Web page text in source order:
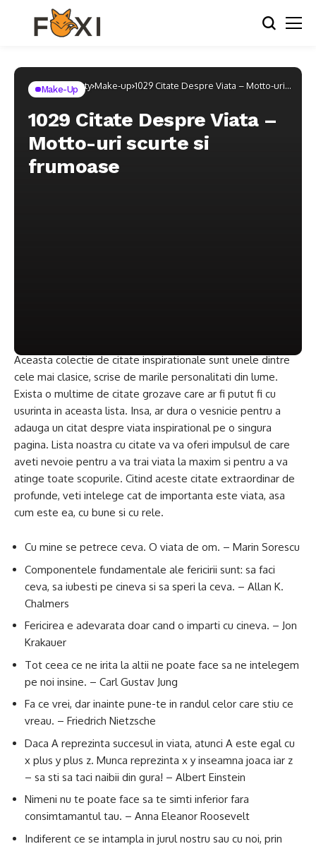
Home Beauty Make-up 1029 Citate Despre Viata – Motto-uri
Make-Up
1029 Citate Despre Viata –
Motto-uri scurte si
frumoase
Aceasta colectie de citate inspirationale sunt unele dintre
cele mai clasice, scrise de marile personalitati din lume.
Exista o multime de citate grozave care ar fi putut fi cu
usurinta in aceasta lista. Insa, ar dura o vesnicie pentru a
adauga un citat despre viata inspirational pe o singura
pagina. Lista noastra cu citate va va oferi impulsul de care
aveti nevoie pentru a va trai viata la maxim si pentru a va
atinge toate scopurile. Citind aceste citate extraordinar de
profunde, veti intelege cat de importanta este viata, asa
cum este ea, cu bune si cu rele.
Cu mine se petrece ceva. O viata de om. – Marin Sorescu
Componentele fundamentale ale fericirii sunt: sa faci
ceva, sa iubesti pe cineva si sa speri la ceva. – Allan K.
Chalmers
Fericirea e adevarata doar cand o imparti cu cineva. – Jon
Krakauer
Tot ceea ce ne irita la altii ne poate face sa ne intelegem
pe noi insine. – Carl Gustav Jung
Fa ce vrei, dar inainte pune-te in randul celor care stiu ce
vreau. – Friedrich Nietzsche
Daca A reprezinta succesul in viata, atunci A este egal cu
x plus y plus z. Munca reprezinta x y inseamna joaca iar z
– sa sti sa taci naibii din gura! – Albert Einstein
Nimeni nu te poate face sa te simti inferior fara
consimtamantul tau. – Anna Eleanor Roosevelt
Indiferent ce se intampla in jurul nostru sau cu noi, prin